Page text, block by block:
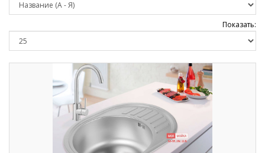
Показать: